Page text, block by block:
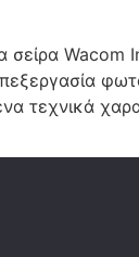
Wacom
τεχνικά